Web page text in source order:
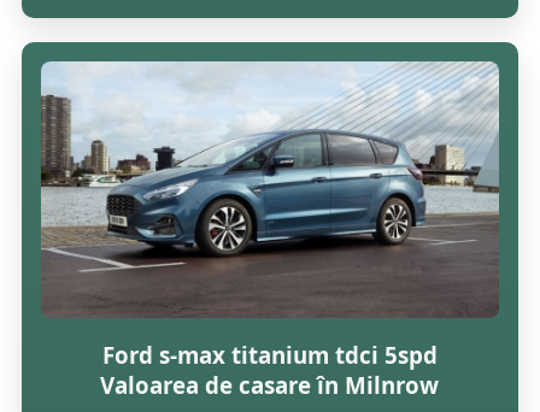
Ford s-max titanium tdci 5spd
Valoarea de casare în Milnrow